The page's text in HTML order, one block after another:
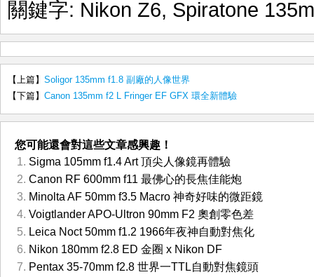
關鍵字: Nikon Z6, Spiratone
【上篇】 Soligor 135mm f1.8 副廠的人像世界
【下篇】 Canon 135mm f2 L Fringer EF GFX 環全新體驗
您可能還會對這些文章感興趣！
Sigma 105mm f1.4 Art 頂尖人像鏡再體驗
Canon RF 600mm f11 最佛心的長焦佳能炮
Minolta AF 50mm f3.5 Macro 神奇好味的微距鏡
Voigtlander APO-Ultron 90mm F2 奧創零色差
Leica Noct 50mm f1.2 1966年夜神自動對焦化
Nikon 180mm f2.8 ED 金圈 x Nikon DF
Pentax 35-70mm f2.8 世界一TTL自動對焦鏡頭